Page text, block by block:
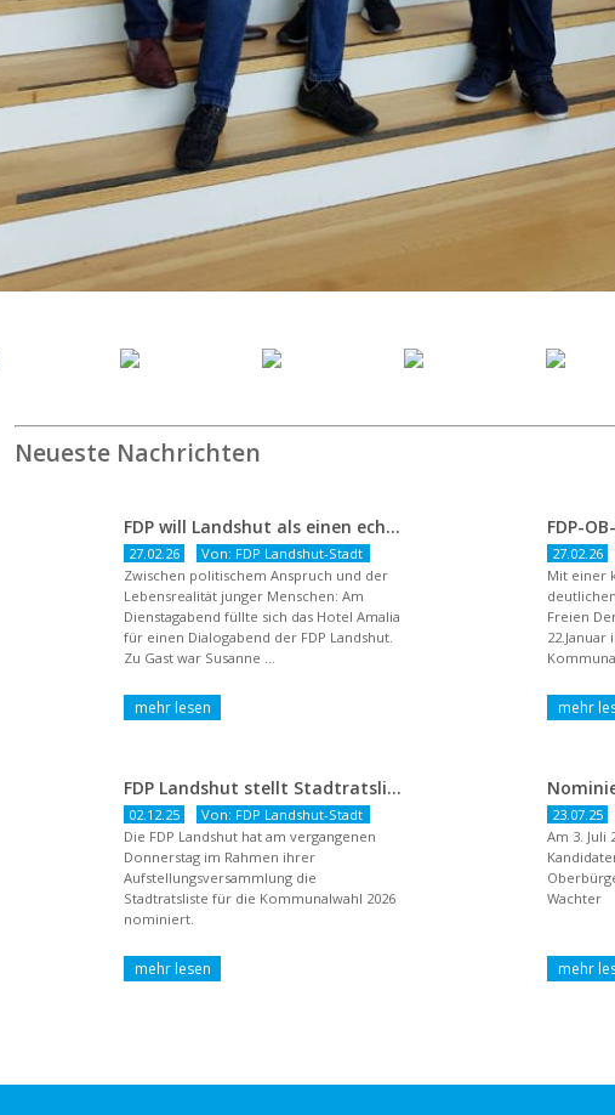
Neueste Nachrichten
FDP will Landshut als einen echten Chancenort gestalten
27.02.26
Von: FDP Landshut-Stadt
Zwischen politischem Anspruch und der
Lebensrealität junger Menschen: Am
Dienstagabend füllte sich das Hotel Amalia
für einen Dialogabend der FDP Landshut.
Zu Gast war Susanne ...
27.02.26
Mit einer
Freien
22.Januar
FDP Landshut stellt Stadtratsliste für 2026 auf – OB-Kandidat Jürgen Wachter betont Gestaltungsanspruch und liberale Zukunftsvision
02.12.25
Von: FDP Landshut-Stadt
Die FDP Landshut hat am vergangenen
Donnerstag im Rahmen ihrer
Aufstellungsversammlung die
Stadtratsliste für die Kommunalwahl 2026
nominiert.
23.07.25
Am 3. Juli
Wachter